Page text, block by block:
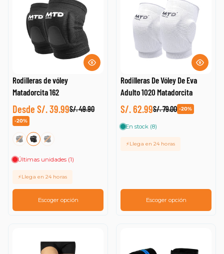
Rodilleras de vóley
Matadorcita 162
Desde S/. 39.99S/. 49.90
-20%
Últimas unidades (1)
⚡Llega en 24 horas
Escoger opción
Rodilleras De Vóley De Eva
Adulto 1020 Matadorcita
S/. 62.99S/. 79.00 -20%
En stock (8)
⚡Llega en 24 horas
Escoger opción